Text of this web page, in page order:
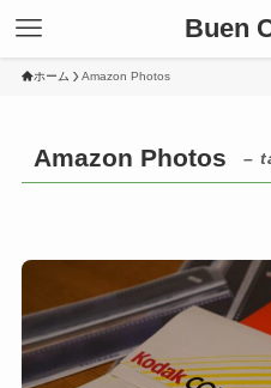
Buen
ホーム Amazon Photos
Amazon Photos –